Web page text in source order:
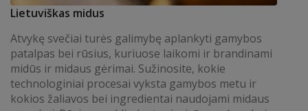
Lietuviškas midus
Atvykę svečiai turės galimybę aplankyti gamybos
patalpas bei rūsius, kuriuose laikomi ir brandinami
midūs ir midaus gėrimai. Sužinosite, kokie
technologiniai procesai vyksta gamybos metu ir
kokios žaliavos bei ingredientai naudojami midaus